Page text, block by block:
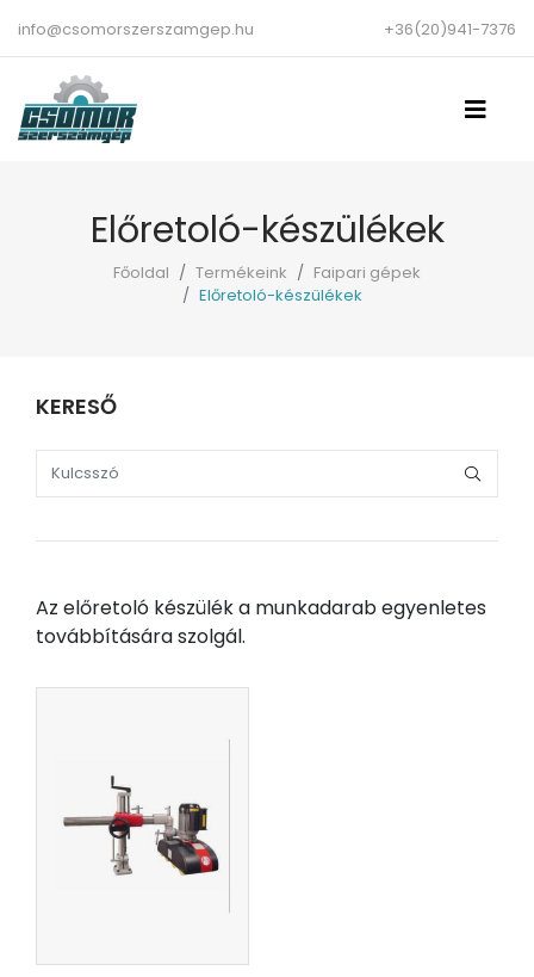
info@csomorszerszamgep.hu +36(20)941-7376
Előretoló-készülékek
Főoldal Termékeink
Faipari gépek
Előretoló-készülékek
KERESŐ
Az előretoló készülék a munkadarab egyenletes
továbbítására szolgál.